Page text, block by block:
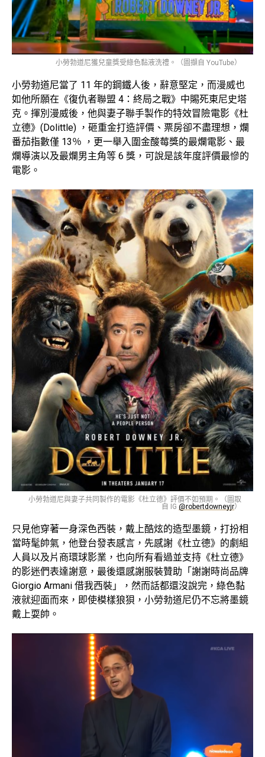
小勞勃道尼獲兒童獎受綠色黏液洗禮。（圖擷自 YouTube）
小勞勃道尼當了 11 年的鋼鐵人後，辭意堅定，而漫威也
如他所願在《復仇者聯盟 4：終局之戰》中賜死東尼史塔
克。揮別漫威後，他與妻子聯手製作的特效冒險電影《杜
立德》(Dolittle) ，砸重金打造評價、票房卻不盡理想，爛
番茄指數僅 13％ ，更一舉入圍金酸莓獎的最爛電影、最
爛導演以及最爛男主角等 6 獎，可說是該年度評價最慘的
電影。
小勞勃道尼與妻子共同製作的電影《杜立德》評價不如預期。（圖取
自 IG @robertdowneyjr）
只見他穿著一身深色西裝，戴上酷炫的造型墨鏡，打扮相
當時髦帥氣，他登台發表感言，先感謝《杜立德》的劇組
人員以及片商環球影業，也向所有看過並支持《杜立德》
的影迷們表達謝意，最後還感謝服裝贊助「謝謝時尚品牌
Giorgio Armani 借我西裝」，然而話都還沒說完，綠色黏
液就迎面而來，即使模樣狼狽，小勞勃道尼仍不忘將墨鏡
戴上耍帥。